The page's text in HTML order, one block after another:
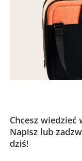
Chcesz wiedzieć
Napisz lub
dziś!